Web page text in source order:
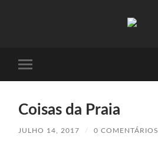
mobile
Coisas da Praia
JULHO 14, 2017 / 0 COMENTÁRIOS